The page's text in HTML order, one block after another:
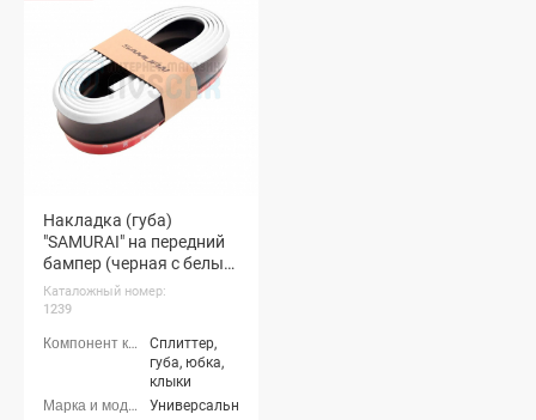
Накладка (губа)
"SAMURAI" на передний
бампер (черная с белым
кантом)
Каталожный номер:
1239
Сплиттер,
губа, юбка,
клыки
Универсальные